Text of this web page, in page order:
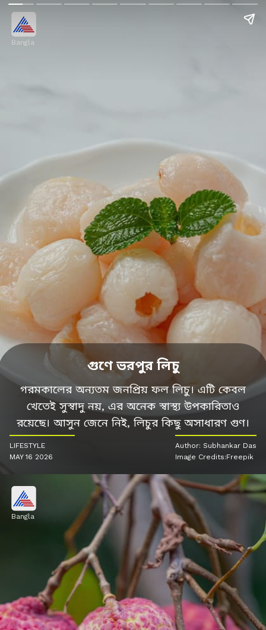
Bangla
গুণে ভরপুর লিচু
গরমকালের অন্যতম জনপ্রিয় ফল লিচু। এটি কেবল
খেতেই সুস্বাদু নয়, এর অনেক স্বাস্থ্য উপকারিতাও
রয়েছে। আসুন জেনে নিই, লিচুর কিছু অসাধারণ গুণ।
LIFESTYLE
MAY 16 2026
Author: Subhankar Das
Image Credits:Freepik
Bangla